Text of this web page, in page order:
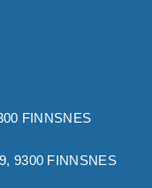
FINNSNES
9300 FINNSNES